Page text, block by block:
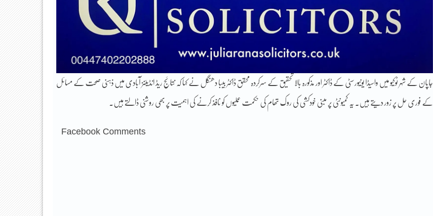
جاپان کے شہر ٹوکیو میں واسیڈا یونیورسٹی کے ڈاکٹر اور مذکورہ بالا تحقیق کے سرکردہ محقق ڈاکٹر بیبا دھنگل نے کہا کہ نتائج ریڈ انڈیئنز آبادی میں ذہنی صحت کے مسائل
کے فوری حل پر زور دیتے ہیں۔ یہ کمیونٹی پر مبنی خودکشی کی روک تھام کی حکمت عملیوں کو نافذ کرنے کی اہمیت پر بھی روشنی ڈالتے ہیں۔
Facebook Comments